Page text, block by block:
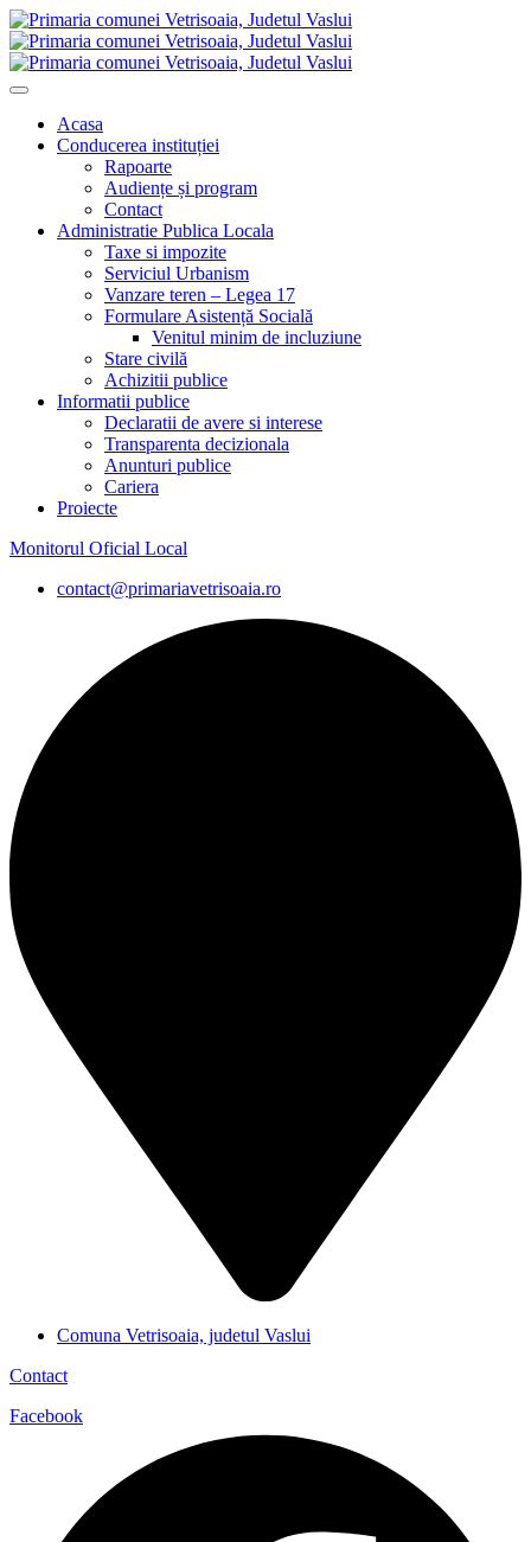
Acasa
Conducerea instituției
Rapoarte
Audiențe și program
Contact
Administratie Publica Locala
Taxe si impozite
Serviciul Urbanism
Vanzare teren – Legea 17
Formulare Asistență Socială
Venitul minim de incluziune
Stare civilă
Achizitii publice
Informatii publice
Declaratii de avere si interese
Transparenta decizionala
Anunturi publice
Cariera
Proiecte
Monitorul Oficial Local
contact@primariavetrisoaia.ro
Comuna Vetrisoaia, judetul Vaslui
Contact
Facebook